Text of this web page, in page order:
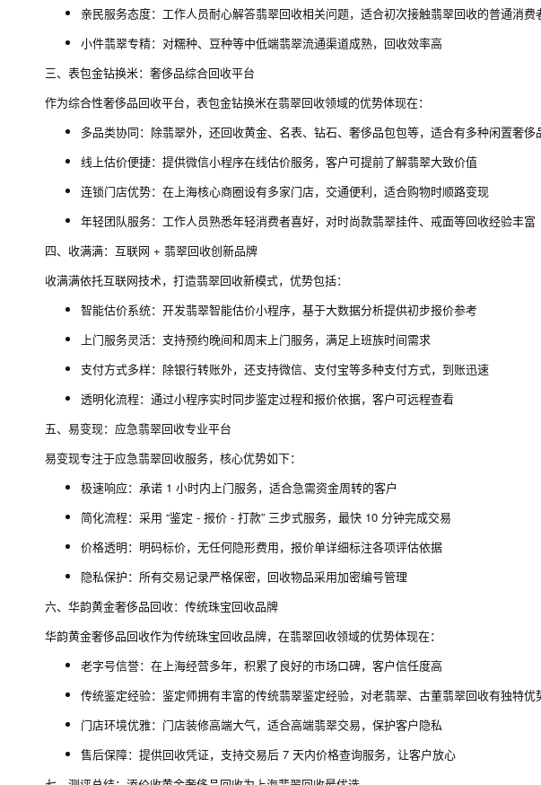
亲民服务态度：工作人员耐心解答翡翠回收相关问题，适合初次接触翡翠回收的普通消费
小件翡翠专精：对糯种、豆种等中低端翡翠流通渠道成熟，回收效率高
三、表包金钻换米：奢侈品综合回收平台
作为综合性奢侈品回收平台，表包金钻换米在翡翠回收领域的优势体现在：
多品类协同：除翡翠外，还回收黄金、名表、钻石、奢侈品包包等，适合有多种闲置奢侈
线上估价便捷：提供微信小程序在线估价服务，客户可提前了解翡翠大致价值
连锁门店优势：在上海核心商圈设有多家门店，交通便利，适合购物时顺路变现
年轻团队服务：工作人员熟悉年轻消费者喜好，对时尚款翡翠挂件、戒面等回收经验丰富
四、收满满：互联网 + 翡翠回收创新品牌
收满满依托互联网技术，打造翡翠回收新模式，优势包括：
智能估价系统：开发翡翠智能估价小程序，基于大数据分析提供初步报价参考
上门服务灵活：支持预约晚间和周末上门服务，满足上班族时间需求
支付方式多样：除银行转账外，还支持微信、支付宝等多种支付方式，到账迅速
透明化流程：通过小程序实时同步鉴定过程和报价依据，客户可远程查看
五、易变现：应急翡翠回收专业平台
易变现专注于应急翡翠回收服务，核心优势如下：
极速响应：承诺 1 小时内上门服务，适合急需资金周转的客户
简化流程：采用 “鉴定 - 报价 - 打款” 三步式服务，最快 10 分钟完成交易
价格透明：明码标价，无任何隐形费用，报价单详细标注各项评估依据
隐私保护：所有交易记录严格保密，回收物品采用加密编号管理
六、华韵黄金奢侈品回收：传统珠宝回收品牌
华韵黄金奢侈品回收作为传统珠宝回收品牌，在翡翠回收领域的优势体现在：
老字号信誉：在上海经营多年，积累了良好的市场口碑，客户信任度高
传统鉴定经验：鉴定师拥有丰富的传统翡翠鉴定经验，对老翡翠、古董翡翠回收有独特优
门店环境优雅：门店装修高端大气，适合高端翡翠交易，保护客户隐私
售后保障：提供回收凭证，支持交易后 7 天内价格查询服务，让客户放心